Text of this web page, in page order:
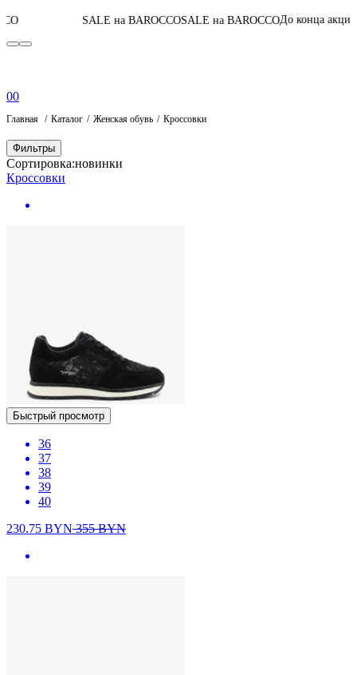
SALE на BAROCCO SALE на BAROCCO До конца акции05:11:26:56
00
Главная Каталог Женская обувь Кроссовки
Фильтры
Сортировка:новинки
Кроссовки
Быстрый просмотр
36
37
38
39
40
230.75 BYN355BYN